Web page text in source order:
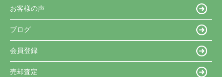
お客様の声
ブログ
会員登録
売却査定